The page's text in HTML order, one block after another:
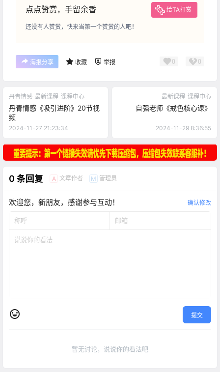
点点赞赏，手留余香 给TA打赏
还没有人赞赏，快来当第一个赞赏的人吧！
海报分享 收藏 举报 0 0
丹青情感 最新课程 课程中心
丹青情感《吸引进阶》20节视
频
2024-11-27 21:23:34
最新课程 课程中心
自强老师《戒色核心课》
2024-11-29 8:36:55
0 条回复 A 文章作者 M 管理员
欢迎您，新朋友，感谢参与互动！ 确认修改
提交
暂无讨论，说说你的看法吧